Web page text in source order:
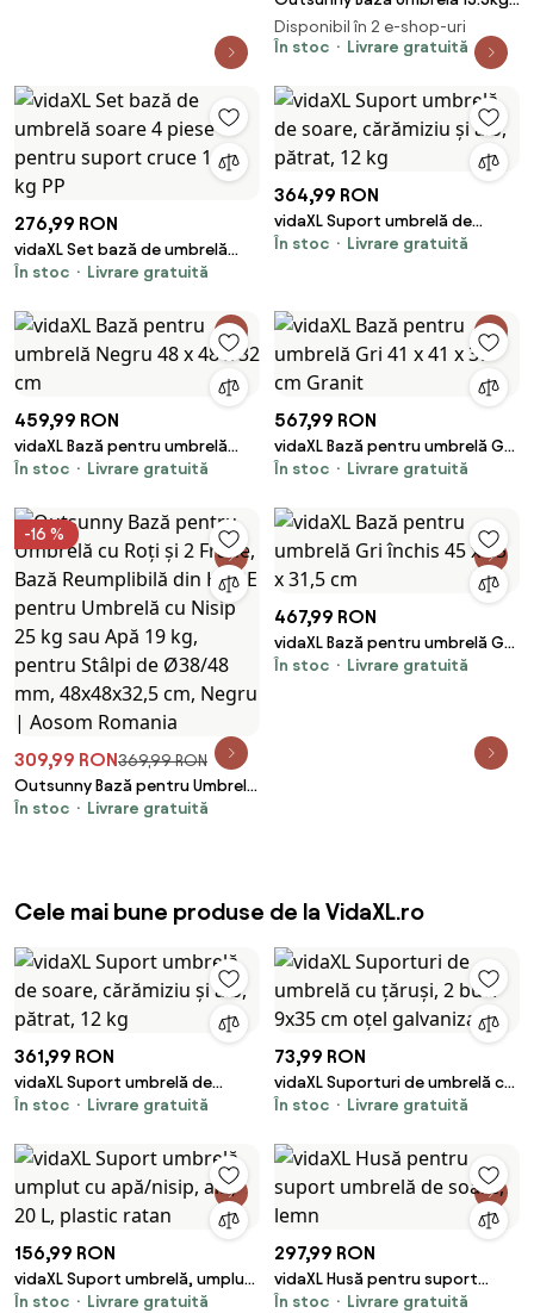
Ciment, Postament Lucios
pentru Umbrelă Grădină, Negru
Disponibil în 2 e-shop-uri
În stoc
Livrare gratuită
276,99 RON
vidaXL Set bază de umbrelă
soare 4 piese pentru suport
În stoc Livrare gratuită
364,99 RON
vidaXL Suport umbrelă de
soare, cărămiziu și alb, pătrat,
În stoc Livrare gratuită
459,99 RON
vidaXL Bază pentru umbrelă
Negru 48 x 48 x 32 cm
În stoc Livrare gratuită
567,99 RON
vidaXL Bază pentru umbrelă Gri
41 x 41 x 37 cm Granit
În stoc Livrare gratuită
-16 %
309,99 RON369,99 RON
Outsunny Bază pentru Umbrelă
cu Roți și 2 Frâne, Bază
mm, 48x48x32,5 cm, Negru |
În stoc Livrare gratuită
467,99 RON
vidaXL Bază pentru umbrelă Gri
închis 45 x 45 x 31,5 cm
În stoc Livrare gratuită
Cele mai bune produse de la VidaXL.ro
361,99 RON
vidaXL Suport umbrelă de
soare, cărămiziu și alb, pătrat,
În stoc Livrare gratuită
73,99 RON
vidaXL Suporturi de umbrelă cu
țăruși, 2 buc. 9x35 cm oțel
În stoc Livrare gratuită
156,99 RON
vidaXL Suport umbrelă, umplut
cu apă/nisip, alb, 20 L, plastic
În stoc Livrare gratuită
297,99 RON
vidaXL Husă pentru suport
umbrelă de soare, lemn
În stoc Livrare gratuită